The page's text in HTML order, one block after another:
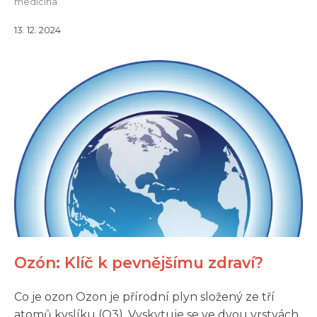
13. 12. 2024
Ozón: Klíč k pevnějšímu zdraví?
Co je ozon Ozon je přírodní plyn složený ze tří